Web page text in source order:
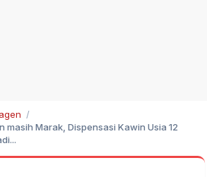
masih Marak, Dispensasi Kawin Usia 12